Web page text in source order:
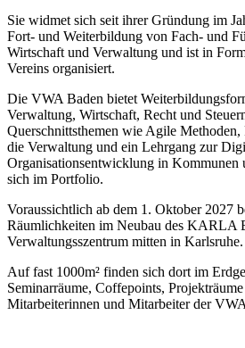
Sie widmet sich seit ihrer Gründung im
Fort- und Weiterbildung von Fach- und
Wirtschaft und Verwaltung und ist in
Vereins organisiert.
Die VWA Baden bietet
Verwaltung, Wirtschaft, Recht und
Querschnittsthemen wie Agile
die Verwaltung und ein Lehrgang zur
Organisationsentwicklung in Kommunen
sich im Portfolio.
Voraussichtlich ab dem 1. Oktober 2027
Räumlichkeiten im Neubau des KARLA
Verwaltungsszentrum mitten in Karlsruhe.
Auf fast 1000m² finden sich dort im
Seminarräume, Coffepoints,
Mitarbeiterinnen und Mitarbeiter der